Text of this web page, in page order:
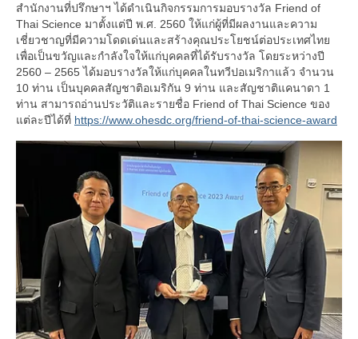
สำนักงานที่ปรึกษาฯ ได้ดำเนินกิจกรรมการมอบรางวัล Friend of
Thai Science มาตั้งแต่ปี พ.ศ. 2560 ให้แก่ผู้ที่มีผลงานและความ
เชี่ยวชาญที่มีความโดดเด่นและสร้างคุณประโยชน์ต่อประเทศไทย
เพื่อเป็นขวัญและกำลังใจให้แก่บุคคลที่ได้รับรางวัล โดยระหว่างปี
2560 – 2565 ได้มอบรางวัลให้แก่บุคคลในทวีปอเมริกาแล้ว จำนวน
10 ท่าน เป็นบุคคลสัญชาติอเมริกัน 9 ท่าน และสัญชาติแคนาดา 1
ท่าน สามารถอ่านประวัติและรายชื่อ Friend of Thai Science ของ
แต่ละปีได้ที่ https://www.ohesdc.org/friend-of-thai-science-award